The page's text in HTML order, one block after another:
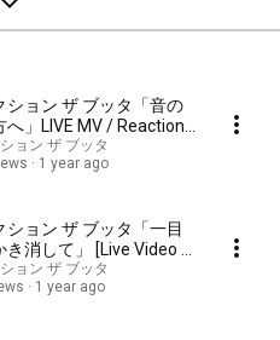
ション ザ ブッタ「音の
へ」LIVE MV / Reaction
- Toward the sound
ョン ザ ブッタ
1 year ago
ション ザ ブッタ「一目
き消して」 [Live Video at
CLUB
ョン ザ ブッタ
1 year ago